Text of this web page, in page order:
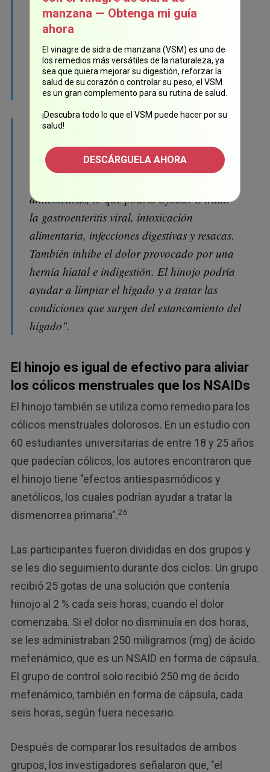
síndrome del intestino irritable, la colitis
ulcerosa, la enfermedad de Crohn, el
síndrome del intestino permeable, la
enfermedad celíaca y la candidiasis
intestinal.
Las propiedades del hinojo pasan a través de
la leche materna, lo que podría ayudar a
disminuir el cólico del lactante o infantil. La
antieméticas, lo que podría ayudar a tratar
la gastroenteritis viral, intoxicación
alimentaria, infecciones digestivas y resacas.
También inhibe el dolor provocado por una
hernia hiatal e indigestión. El hinojo podría
ayudar a limpiar el hígado y a tratar las
condiciones que surgen del estancamiento del
hígado".
El hinojo es igual de efectivo para aliviar
los cólicos menstruales que los NSAIDs
El hinojo también se utiliza como remedio para los
cólicos menstruales dolorosos. En un estudio con
60 estudiantes universitarias de entre 18 y 25 años
que padecían cólicos, los autores encontraron que
el hinojo tiene "efectos antiespasmódicos y
anetólicos, los cuales podrían ayudar a tratar la
dismenorrea primaria".26
Las participantes fueron divididas en dos grupos y
se les dio seguimiento durante dos ciclos. Un grupo
recibió 25 gotas de una solución que contenía
hinojo al 2 % cada seis horas, cuando el dolor
comenzaba. Si el dolor no disminuía en dos horas,
se les administraban 250 miligramos (mg) de ácido
mefenámico, que es un NSAID en forma de cápsula.
El grupo de control solo recibió 250 mg de ácido
mefenámico, también en forma de cápsula, cada
seis horas, según fuera necesario.
Después de comparar los resultados de ambos
grupos, los investigadores señalaron que, "el
manzana — Obtenga mi guía
ahora
El vinagre de sidra de manzana (VSM) es uno de
los remedios más versátiles de la naturaleza, ya
sea que quiera mejorar su digestión, reforzar la
salud de su corazón o controlar su peso, el VSM
es un gran complemento para su rutina de salud.
¡Descubra todo lo que el VSM puede hacer por su
salud!
DESCÁRGUELA AHORA